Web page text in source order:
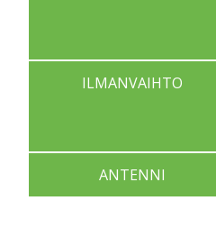
ILMANVAIHTO
ANTENNI